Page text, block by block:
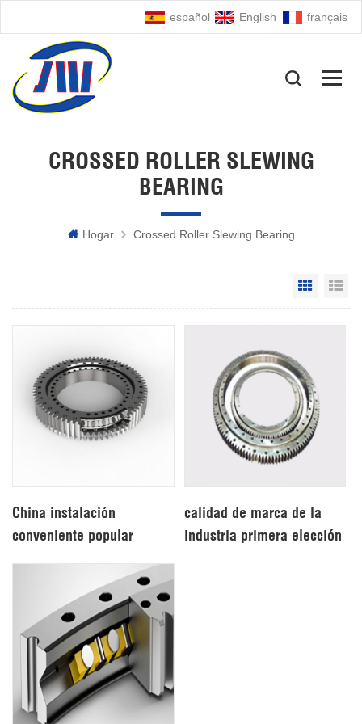
español English français
CROSSED ROLLER SLEWING
BEARING
Hogar Crossed Roller Slewing Bearing
Grid
China instalación
conveniente popular
calidad de marca de la
industria primera elección